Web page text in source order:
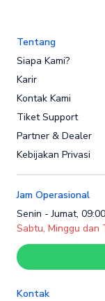
Tentang
Siapa Kami?
Karir
Kontak Kami
Tiket Support
Partner & Dealer
Kebijakan Privasi
Jam Operasional
Senin - Jumat,
Sabtu, Minggu dan
Kontak